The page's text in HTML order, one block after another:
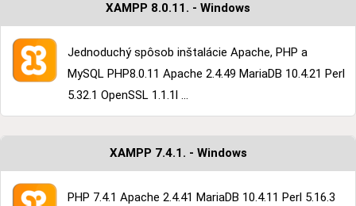
XAMPP 8.0.11. - Windows
Jednoduchý spôsob inštalácie Apache, PHP a
MySQL PHP8.0.11 Apache 2.4.49 MariaDB 10.4.21 Perl
5.32.1 OpenSSL 1.1.1l ...
XAMPP 7.4.1. - Windows
PHP 7.4.1 Apache 2.4.41 MariaDB 10.4.11 Perl 5.16.3